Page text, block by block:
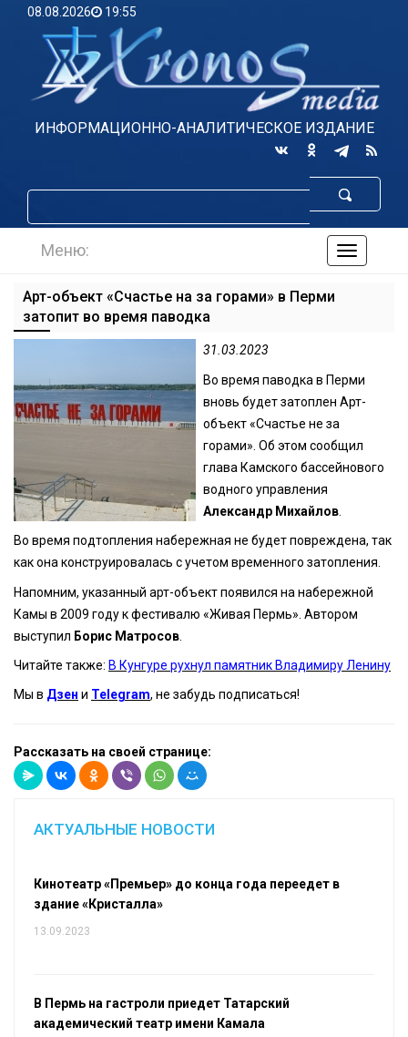
08.08.2026 19:55
ИНФОРМАЦИОННО-АНАЛИТИЧЕСКОЕ ИЗДАНИЕ
по
Меню:
Арт-объект «Счастье на за горами» в Перми
затопит во время паводка
31.03.2023
Во время паводка в Перми
вновь будет затоплен Арт-
объект «Счастье не за
горами». Об этом сообщил
глава Камского бассейнового
водного управления
Александр Михайлов
Во время подтопления набережная не будет повреждена, так
как она конструировалась с учетом временного затопления.
Напомним, указанный арт-объект появился на набережной
Камы в 2009 году к фестивалю «Живая Пермь». Автором
выступил Борис Матросов
Читайте также: В Кунгуре рухнул памятник Владимиру Ленину
Мы в Дзен и Telegram, не забудь подписаться!
Рассказать на своей странице:
АКТУАЛЬНЫЕ НОВОСТИ
Кинотеатр «Премьер» до конца года переедет в
здание «Кристалла»
13.09.2023
В Пермь на гастроли приедет Татарский
академический театр имени Камала